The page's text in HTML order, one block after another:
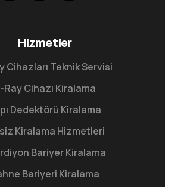
Hizmetler
Cihazları Teknik Servisi
Ray Cihazı Kiralama
Dedektörü Kiralama
Kiralama Hizmetleri
Bariyer Kiralama
Bariyeri Kiralama